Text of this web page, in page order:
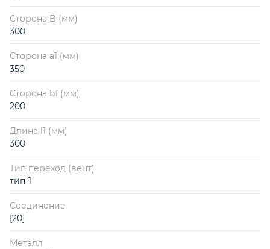
Сторона B (мм)
300
Сторона a1 (мм)
350
Сторона b1 (мм)
200
Длина l1 (мм)
300
Тип переход (вент)
тип-1
Соединение
[20]
Металл